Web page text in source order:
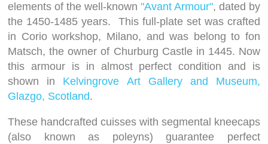
elements of the well-known "Avant Armour", dated by
the 1450-1485 years. This full-plate set was crafted
in Corio workshop, Milano, and was belong to fon
Matsch, the owner of Churburg Castle in 1445. Now
this armour is in almost perfect condition and is
shown in Kelvingrove Art Gallery and Museum,
Glazgo, Scotland.
These handcrafted cuisses with segmental kneecaps
(also known as poleyns) guarantee perfect